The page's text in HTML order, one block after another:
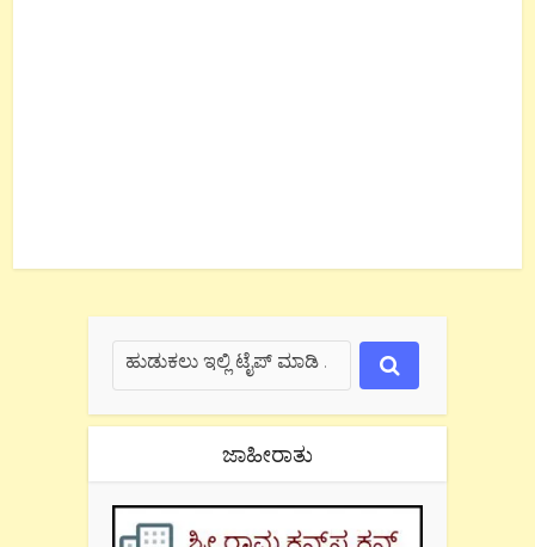
ಜಾಹೀರಾತು